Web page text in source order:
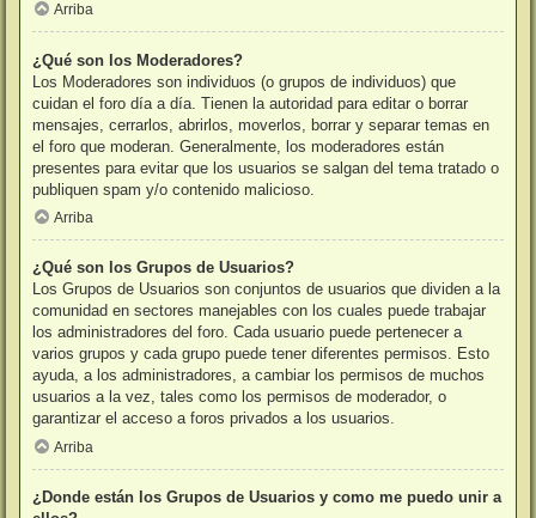
Arriba
¿Qué son los Moderadores?
Los Moderadores son individuos (o grupos de individuos) que
cuidan el foro día a día. Tienen la autoridad para editar o borrar
mensajes, cerrarlos, abrirlos, moverlos, borrar y separar temas en
el foro que moderan. Generalmente, los moderadores están
presentes para evitar que los usuarios se salgan del tema tratado o
publiquen spam y/o contenido malicioso.
Arriba
¿Qué son los Grupos de Usuarios?
Los Grupos de Usuarios son conjuntos de usuarios que dividen a la
comunidad en sectores manejables con los cuales puede trabajar
los administradores del foro. Cada usuario puede pertenecer a
varios grupos y cada grupo puede tener diferentes permisos. Esto
ayuda, a los administradores, a cambiar los permisos de muchos
usuarios a la vez, tales como los permisos de moderador, o
garantizar el acceso a foros privados a los usuarios.
Arriba
¿Donde están los Grupos de Usuarios y como me puedo unir a